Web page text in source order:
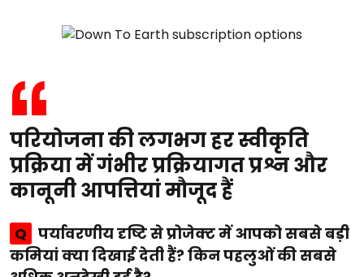
परियोजना की लगभग हर स्वीकृति
प्रक्रिया में गंभीर प्रक्रियागत प्रश्न और
कानूनी आपत्तियां मौजूद हैं
Q पर्यावरणीय दृष्टि से प्रोजेक्ट में आपको सबसे बड़ी
कमियां क्या दिखाई देती हैं? किन पहलुओं की सबसे